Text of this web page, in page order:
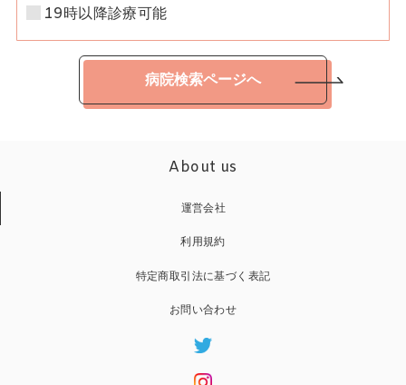
19時以降診療可能
病院検索ページへ
About us
運営会社
利用規約
特定商取引法に基づく表記
お問い合わせ